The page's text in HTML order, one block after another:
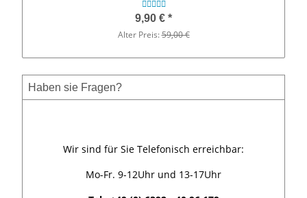
9,90 € *
Alter Preis:59,00 €
Haben sie Fragen?
Wir sind für Sie Telefonisch erreichbar:
Mo-Fr. 9-12Uhr und 13-17Uhr